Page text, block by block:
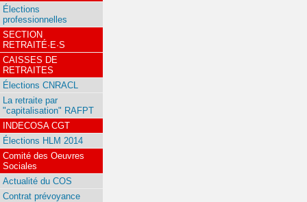
Élections
professionnelles
SECTION
RETRAITÉ·E·S
CAISSES DE
RETRAITES
Élections CNRACL
La retraite par
"capitalisation" RAFPT
INDECOSA CGT
Élections HLM 2014
Comité des Oeuvres
Sociales
Actualité du COS
Contrat prévoyance